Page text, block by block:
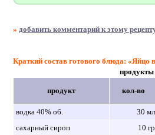
» добавить комментарий к этому
Краткий состав готового блюда: «Яйцо
продукты
продукт кол-во
водка 40% об.
30 мл
сахарный сироп
10 гр